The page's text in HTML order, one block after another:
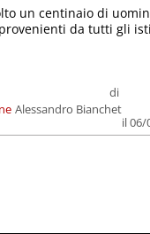
di
Alessandro Bianchet
il 06/
un centinaio di
da tutti gli